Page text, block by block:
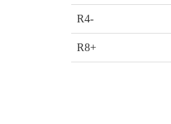
R4-
R8+